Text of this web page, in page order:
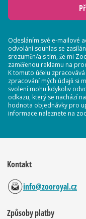
Odesláním své e-mailové
odvolání souhlas se
srozuměn/a s tím, že mi
zaměřenou reklamu na
K tomuto účelu
zpracování mých údajů si
svolení mohu kdykoliv
odkazu, který se nachází
hodnota objednávky pro
informace naleznete na
Kontakt
info@zooroyal.cz
Způsoby platby